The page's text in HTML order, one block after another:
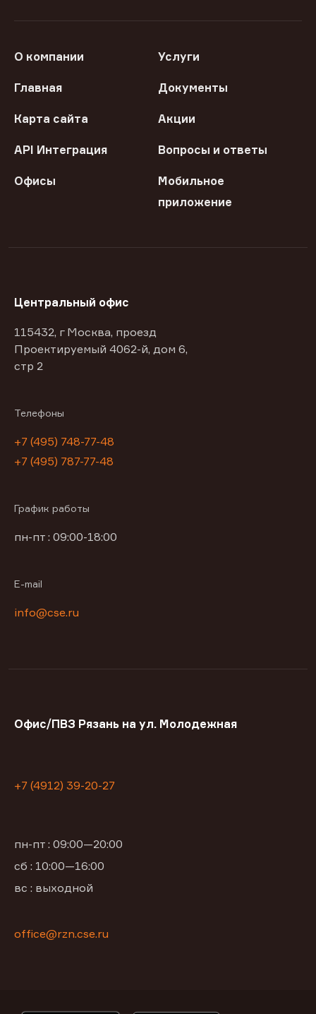
О компании Услуги
Главная Документы
Карта сайта Акции
API Интеграция Вопросы и ответы
Офисы
Мобильное
приложение
Центральный офис
115432, г Москва, проезд
Проектируемый 4062-й, дом 6,
стр 2
Телефоны
+7 (495) 748-77-48
+7 (495) 787-77-48
График работы
пн-пт : 09:00-18:00
E-mail
info@cse.ru
Офис/ПВЗ Рязань на ул. Молодежная
+7 (4912) 39-20-27
пн-пт : 09:00—20:00
сб : 10:00—16:00
вс : выходной
office@rzn.cse.ru